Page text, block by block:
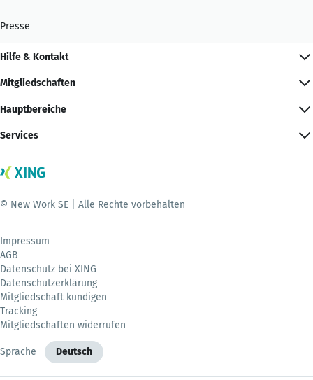
Presse
Hilfe & Kontakt
Mitgliedschaften
Hauptbereiche
Services
© New Work SE | Alle Rechte vorbehalten
Impressum
AGB
Datenschutz bei XING
Datenschutzerklärung
Mitgliedschaft kündigen
Tracking
Mitgliedschaften widerrufen
Sprache Deutsch